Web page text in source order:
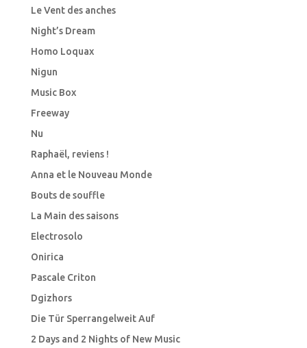
Le Vent des anches
Night’s Dream
Homo Loquax
Nigun
Music Box
Freeway
Nu
Raphaël, reviens !
Anna et le Nouveau Monde
Bouts de souffle
La Main des saisons
Electrosolo
Onirica
Pascale Criton
Dgizhors
Die Tür Sperrangelweit Auf
2 Days and 2 Nights of New Music